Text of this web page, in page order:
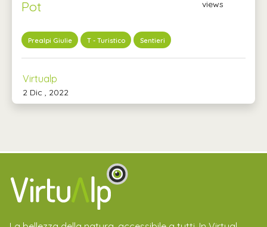
Pot
views
Prealpi Giulie T - Turistico Sentieri
Virtualp
2 Dic , 2022